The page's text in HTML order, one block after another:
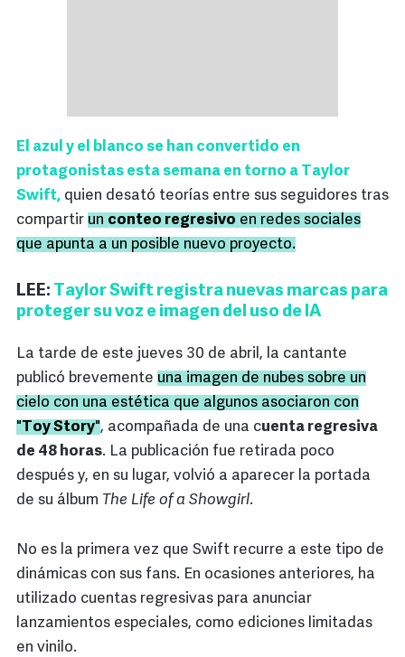
El azul y el blanco se han convertido en
protagonistas esta semana en torno a Taylor
Swift, quien desató teorías entre sus seguidores tras
compartir un conteo regresivo en redes sociales
que apunta a un posible nuevo proyecto.
LEE: Taylor Swift registra nuevas marcas para
proteger su voz e imagen del uso de IA
La tarde de este jueves 30 de abril, la cantante
publicó brevemente una imagen de nubes sobre un
cielo con una estética que algunos asociaron con
"Toy Story", acompañada de una cuenta regresiva
de 48 horas. La publicación fue retirada poco
después y, en su lugar, volvió a aparecer la portada
de su álbum The Life of a Showgirl.
No es la primera vez que Swift recurre a este tipo de
dinámicas con sus fans. En ocasiones anteriores, ha
utilizado cuentas regresivas para anunciar
lanzamientos especiales, como ediciones limitadas
en vinilo.